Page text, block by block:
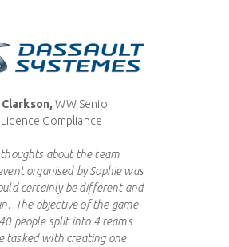
WW Senior
Compliance
about the team
organised by Sophie was
certainly be different and
The objective of the game
people split into 4 teams
tasked with creating one